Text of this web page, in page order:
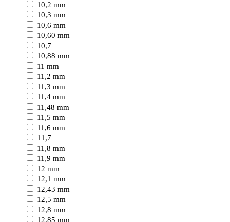
10,2 mm
10,3 mm
10,6 mm
10,60 mm
10,7
10,88 mm
11 mm
11,2 mm
11,3 mm
11,4 mm
11,48 mm
11,5 mm
11,6 mm
11,7
11,8 mm
11,9 mm
12 mm
12,1 mm
12,43 mm
12,5 mm
12,8 mm
12,85 mm